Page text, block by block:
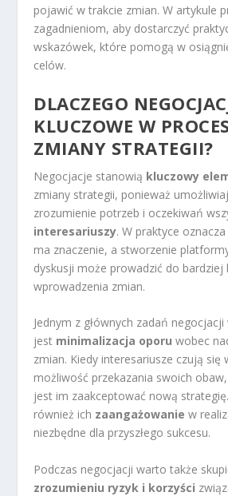
pojawić w trakcie zmian. W artykule
zagadnieniom, aby dostarczyć
wskazówek, które pomogą w
celów.
DLACZEGO
KLUCZOWE W
ZMIANY STRATEGII?
Negocjacje stanowią kluczowy
zmiany strategii, ponieważ
zrozumienie potrzeb i oczekiwań
interesariuszy. W praktyce
ma znaczenie, a stworzenie
dyskusji może prowadzić do
wprowadzenia zmian.
Jednym z głównych zadań
jest minimalizacja oporu wobec
zmian. Kiedy interesariusze czują się
możliwość przekazania swoich
jest im zaakceptować nową
również ich zaangażowanie w
niezbędne dla przyszłego sukcesu.
Podczas negocjacji warto także
zrozumieniu ryzyk i korzyści